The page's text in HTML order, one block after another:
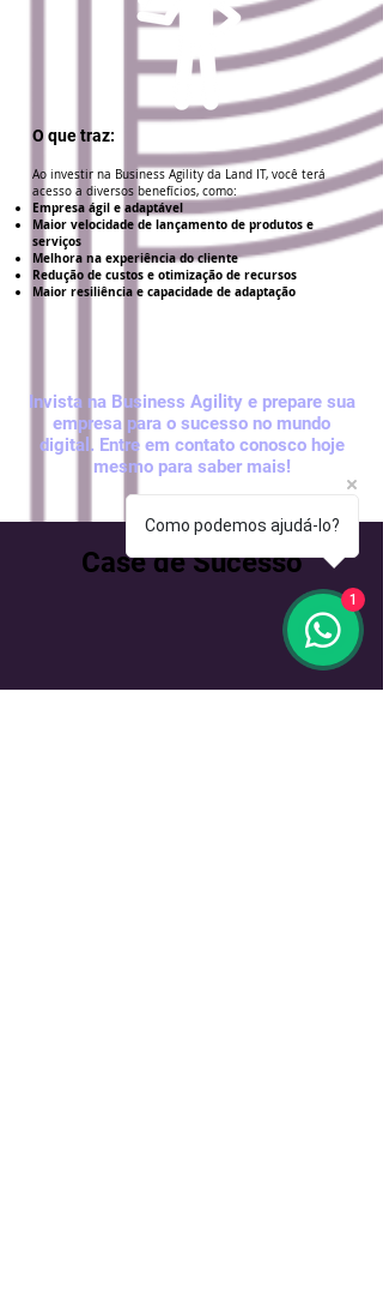
O que traz:
Ao investir na Business Agility da Land IT, você terá
acesso a diversos benefícios, como:
Empresa ágil e adaptável
Maior velocidade de lançamento de produtos e
serviços
Melhora na experiência do cliente
Redução de custos e otimização de recursos
Maior resiliência e capacidade de adaptação
Invista na Business Agility e prepare sua
empresa para o sucesso no mundo
digital. Entre em contato conosco hoje
mesmo para saber mais!
Case de Sucesso
Como podemos ajudá-lo?
1